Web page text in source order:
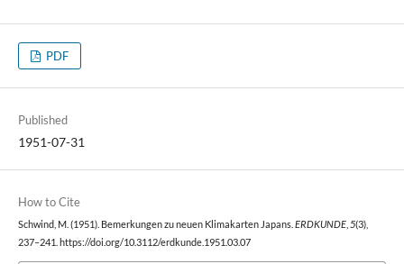
PDF
Published
1951-07-31
How to Cite
Schwind, M. (1951). Bemerkungen zu neuen Klimakarten Japans. ERDKUNDE, 5(3),
237–241. https://doi.org/10.3112/erdkunde.1951.03.07